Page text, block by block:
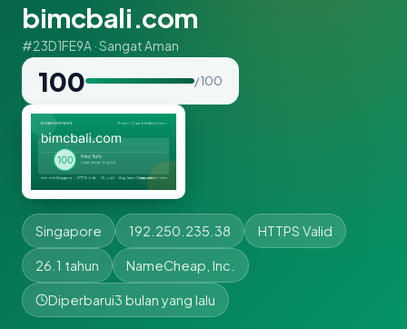
bimcbali.com
#23D1FE9A · Sangat Aman
100 / 100
Singapore 192.250.235.38 HTTPS Valid
26.1 tahun NameCheap, Inc.
Diperbarui3 bulan yang lalu